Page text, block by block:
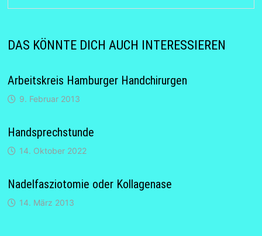
DAS KÖNNTE DICH AUCH INTERESSIEREN
Arbeitskreis Hamburger Handchirurgen
9. Februar 2013
Handsprechstunde
14. Oktober 2022
Nadelfasziotomie oder Kollagenase
14. März 2013